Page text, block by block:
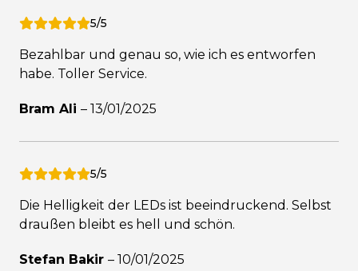
5/5
Bezahlbar und genau so, wie ich es entworfen
habe. Toller Service.
Bram Ali – 13/01/2025
5/5
Die Helligkeit der LEDs ist beeindruckend. Selbst
draußen bleibt es hell und schön.
Stefan Bakir – 10/01/2025